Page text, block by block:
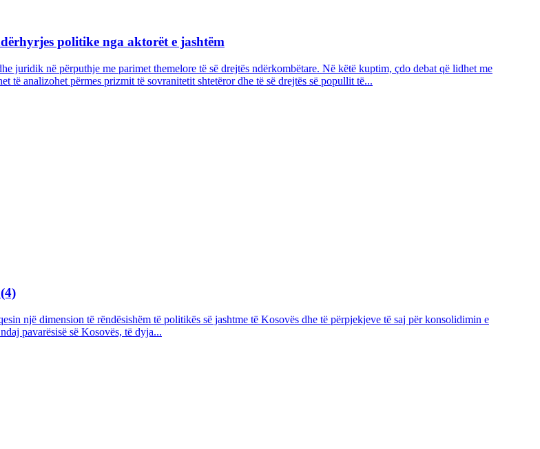
politike nga aktorët e jashtëm
juridik në përputhje me parimet themelore të së drejtës ndërkombëtare. Në këtë kuptim, çdo debat që lidhet me
të analizohet përmes prizmit të sovranitetit shtetëror dhe të së drejtës së popullit të...
një dimension të rëndësishëm të politikës së jashtme të Kosovës dhe të përpjekjeve të saj për konsolidimin e
pavarësisë së Kosovës, të dyja...